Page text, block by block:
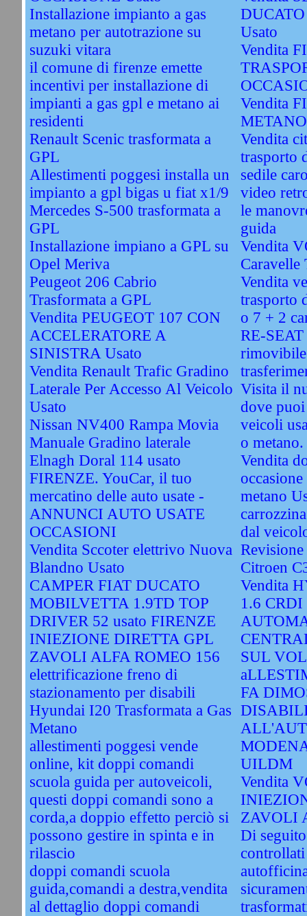
Installazione impianto a gas
metano per autotrazione su
suzuki vitara
il comune di firenze emette
incentivi per installazione di
impianti a gas gpl e metano ai
residenti
Renault Scenic trasformata a
GPL
Allestimenti poggesi installa un
impianto a gpl bigas u fiat x1/9
Mercedes S-500 trasformata a
GPL
Installazione impiano a GPL su
Opel Meriva
Peugeot 206 Cabrio
Trasformata a GPL
Vendita PEUGEOT 107 CON
ACCELERATORE A
SINISTRA Usato
Vendita Renault Trafic Gradino
Laterale Per Accesso Al Veicolo
Usato
Nissan NV400 Rampa Movia
Manuale Gradino laterale
Elnagh Doral 114 usato
FIRENZE. YouCar, il tuo
mercatino delle auto usate -
ANNUNCI AUTO USATE
OCCASIONI
Vendita Sccoter elettrivo Nuova
Blandno Usato
CAMPER FIAT DUCATO
MOBILVETTA 1.9TD TOP
DRIVER 52 usato FIRENZE
INIEZIONE DIRETTA GPL
ZAVOLI ALFA ROMEO 156
elettrificazione freno di
stazionamento per disabili
Hyundai I20 Trasformata a Gas
Metano
allestimenti poggesi vende
online, kit doppi comandi
scuola guida per autoveicoli,
questi doppi comandi sono a
corda,a doppio effetto perciò si
possono gestire in spinta e in
rilascio
doppi comandi scuola
guida,comandi a destra,vendita
al dettaglio doppi comandi
Usato
Vendita
Vendita
Vendita
trasporto
sedile
video
le
guida
Vendita
Caravelle
Vendita
trasporto
o 7 + 2
RE-SEAT
Visita il
dove
veicoli
o metano.
Vendita
metano
dal
Citroen
Vendita
1.6
SUL
FA
UILDM
Vendita
ZAVOLI
Di